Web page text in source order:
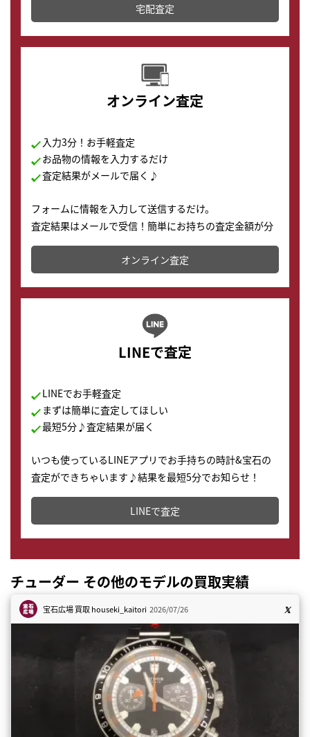
配送でも簡単&安全に査定・買取に出すことが可能で
す。
宅配査定
オンライン査定
入力3分！お手軽査定
お品物の情報を入力するだけ
査定結果がメールで届く♪
フォームに情報を入力して送信するだけ。
査定結果はメールで受信！簡単にお持ちの査定金額が分
かります。
オンライン査定
LINEで査定
LINEでお手軽査定
まずは簡単に査定してほしい
最短5分♪査定結果が届く
いつも使っているLINEアプリでお手持ちの時計&宝石の
査定ができちゃいます♪結果を最短5分でお知らせ！
どこからでもすぐに査定金額を知ることが出来ます。
LINEで査定
チューダー その他のモデルの買取実績
宝石広場 買取houseki_kaitori 2026/07/26